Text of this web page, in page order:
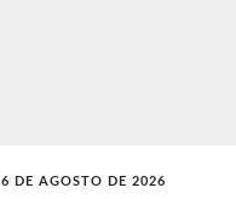
6 DE AGOSTO DE 2026
SOLO MÚSICA